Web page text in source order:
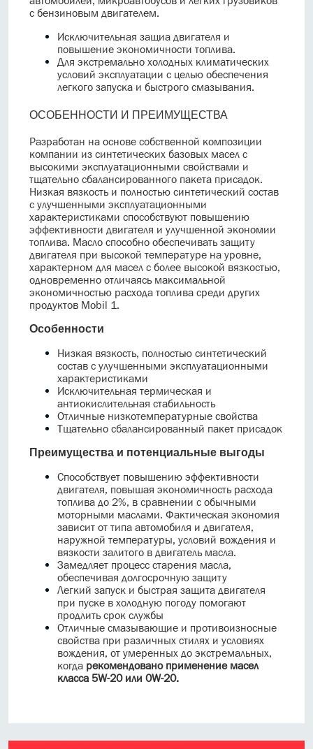
с бензиновым двигателем.
Исключительная защиа двигателя и
повышение экономичности топлива.
Для экстремально холодных климатических
условий эксплуатации с целью обеспечения
легкого запуска и быстрого смазывания.
ОСОБЕННОСТИ И ПРЕИМУЩЕСТВА
Разработан на основе собственной композиции
компании из синтетических базовых масел с
высокими эксплуатационными свойствами и
тщательно сбалансированного пакета присадок.
Низкая вязкость и полностью синтетический состав
с улучшенными эксплуатационными
характеристиками способствуют повышению
эффективности двигателя и улучшенной экономии
топлива. Масло способно обеспечивать защиту
двигателя при высокой температуре на уровне,
характерном для масел с более высокой вязкостью,
одновременно отличаясь максимальной
экономичностью расхода топлива среди других
продуктов Mobil 1.
Особенности
Низкая вязкость, полностью синтетический
состав с улучшенными эксплуатационными
характеристиками
Исключительная термическая и
антиокислительная стабильность
Отличные низкотемпературные свойства
Тщательно сбалансированный пакет присадок
Преимущества и потенциальные выгоды
Способствует повышению эффективности
двигателя, повышая экономичность расхода
топлива до 2%, в сравнении с обычными
моторными маслами. Фактическая экономия
зависит от типа автомобиля и двигателя,
наружной температуры, условий вождения и
вязкости залитого в двигатель масла.
Замедляет процесс старения масла,
обеспечивая долгосрочную защиту
Легкий запуск и быстрая защита двигателя
при пуске в холодную погоду помогают
продлить срок службы
Отличные смазывающие и противоизносные
свойства при различных стилях и условиях
вождения, от умеренных до экстремальных,
когда рекомендовано применение масел
класса 5W-20 или 0W-20.